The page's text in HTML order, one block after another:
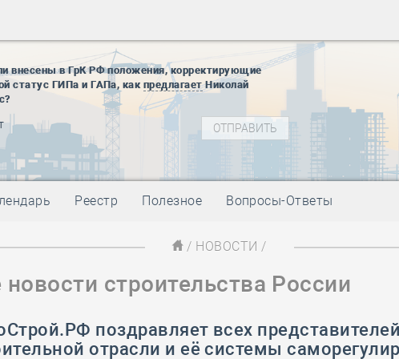
внесены в ГрК РФ положения, корректирующие
статус ГИПа и ГАПа, как предлагаетНиколай
27 января
блокады
01 мая-
09 мая -
10 ноября
01 мая-
09 мая-
Реестр Полезное Вопросы-Ответы
/ НОВОСТИ /
новости строительства России
поздравляет всех представителей
отрасли и её системы